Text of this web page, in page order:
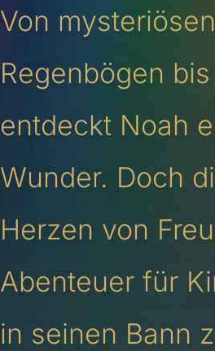
Von
Regenbögen
entdeckt Noah
Wunder. Doch
Herzen von
Abenteuer für
in seinen Bann